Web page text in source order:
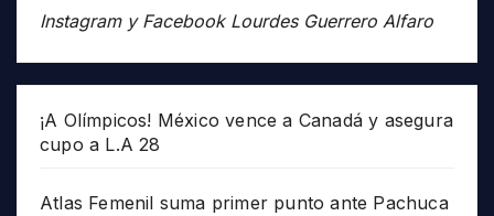
Instagram y Facebook Lourdes Guerrero Alfaro
¡A Olímpicos! México vence a Canadá y asegura
cupo a L.A 28
Atlas Femenil suma primer punto ante Pachuca